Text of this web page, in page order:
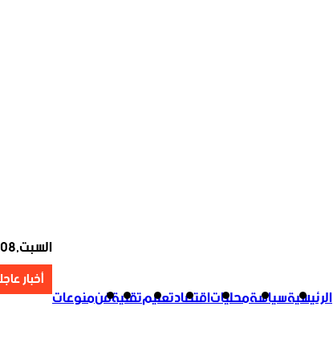
الرئيسيةسياسةمحلياتاقتصادتعليمتقنيةفنمنوعات
السبت,2026/08/08
أخبار